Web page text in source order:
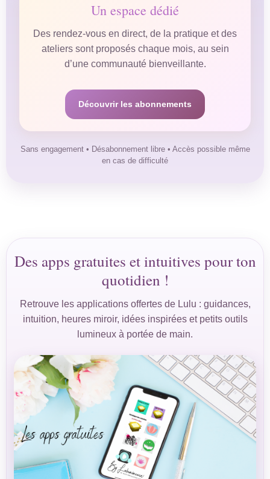
Un espace dédié
Des rendez-vous en direct, de la pratique et des
ateliers sont proposés chaque mois, au sein
d’une communauté bienveillante.
Découvrir les abonnements
Sans engagement • Désabonnement libre • Accès possible même
en cas de difficulté
Des apps gratuites et intuitives pour ton
quotidien !
Retrouve les applications offertes de Lulu : guidances,
intuition, heures miroir, idées inspirées et petits outils
lumineux à portée de main.